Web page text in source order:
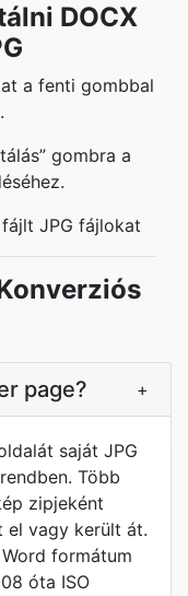
DOCX
a fenti gombbal
gombra a
JPG fájlokat
page? +
saját JPG
Több
zipjeként
el vagy került át.
formátum
óta ISO